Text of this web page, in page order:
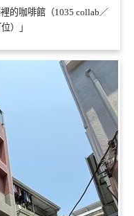
的咖啡館（1035 collab／
）」